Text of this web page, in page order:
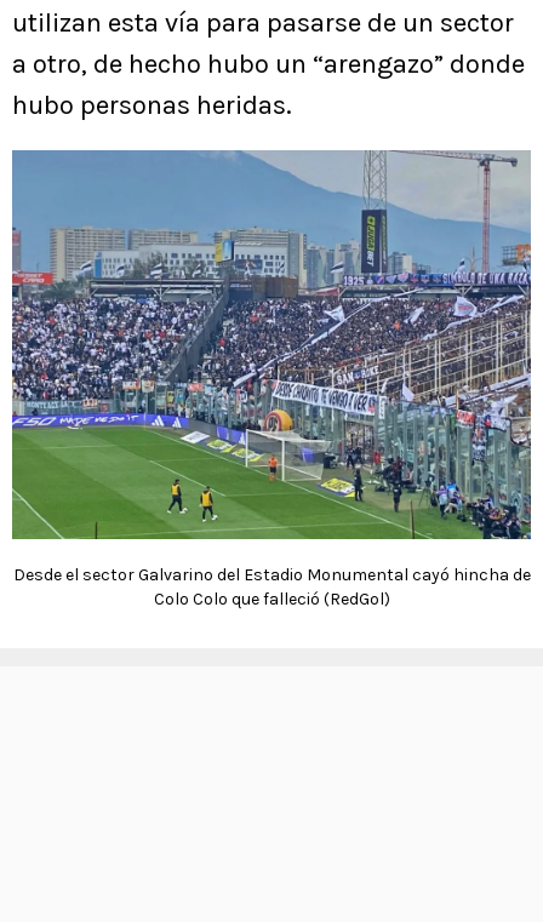
utilizan esta vía para pasarse de un sector
a otro, de hecho hubo un “arengazo” donde
hubo personas heridas.
Desde el sector Galvarino del Estadio Monumental cayó hincha de
Colo Colo que falleció (RedGol)